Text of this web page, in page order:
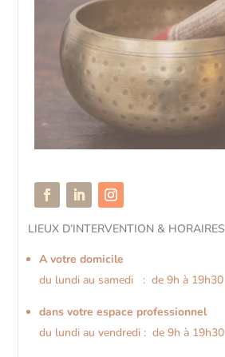
LIEUX D’INTERVENTION & HORAIRES
A votre domicile
du lundi au samedi : de 9h à 19h30
dans votre espace professionnel
du lundi au vendredi : de 9h à 19h30